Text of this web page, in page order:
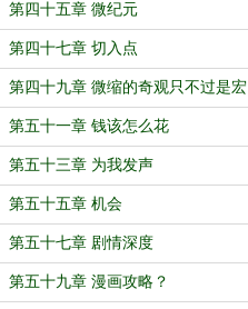
第四十五章 微纪元
第四十七章 切入点
第四十九章 微缩的奇观只不过是宏
观的微缩
第五十一章 钱该怎么花
第五十三章 为我发声
第五十五章 机会
第五十七章 剧情深度
第五十九章 漫画攻略？